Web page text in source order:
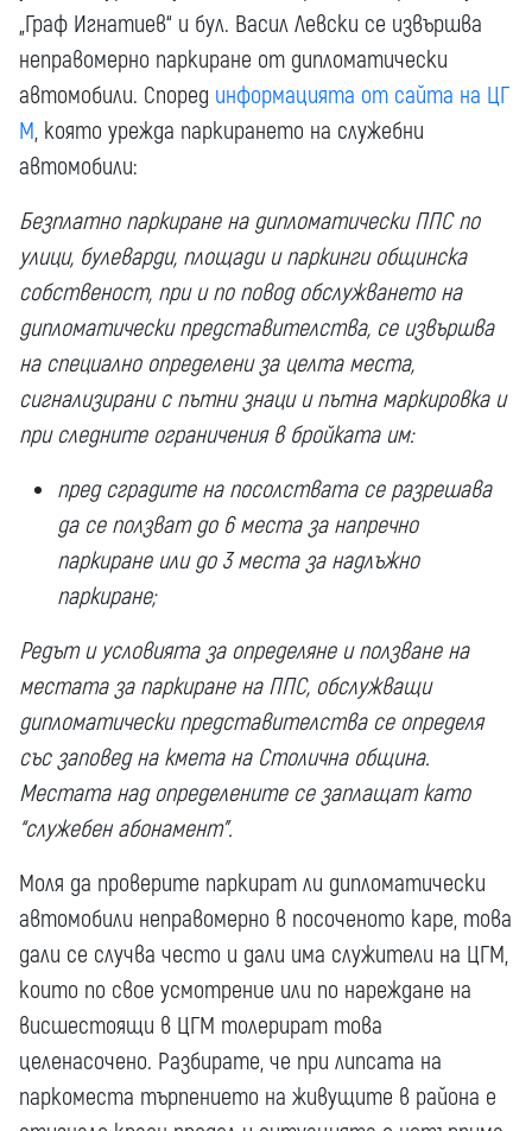
„Граф Игнатиев“ и бул. Васил Левски се извършва
неправомерно паркиране от дипломатически
автомобили. Според информацията от сайта на ЦГ
М, която урежда паркирането на служебни
автомобили:
Безплатно паркиране на дипломатически ППС по
улици, булеварди, площади и паркинги общинска
собственост, при и по повод обслужването на
дипломатически представителства, се извършва
на специално определени за целта места,
сигнализирани с пътни знаци и пътна маркировка и
при следните ограничения в бройката им:
пред сградите на посолствата се разрешава
да се ползват до 6 места за напречно
паркиране или до 3 места за надлъжно
паркиране;
Редът и условията за определяне и ползване на
местата за паркиране на ППС, обслужващи
дипломатически представителства се определя
със заповед на кмета на Столична община.
Местата над определените се заплащат като
“служебен абонамент”.
Моля да проверите паркират ли дипломатически
автомобили неправомерно в посоченото каре, това
дали се случва често и дали има служители на ЦГМ,
които по свое усмотрение или по нареждане на
висшестоящи в ЦГМ толерират това
целенасочено. Разбирате, че при липсата на
паркоместа търпението на живущите в района е